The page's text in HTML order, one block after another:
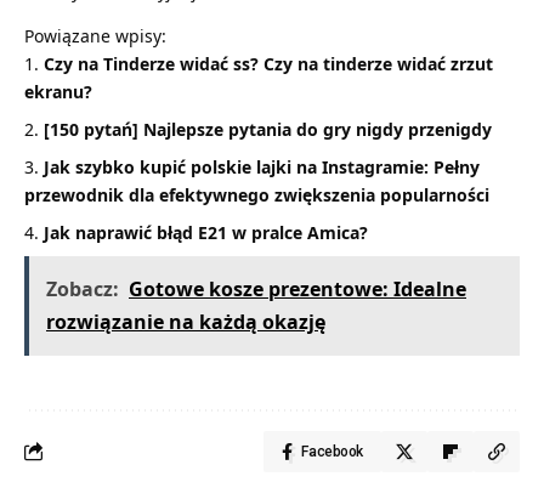
Powiązane wpisy:
Czy na Tinderze widać ss? Czy na tinderze widać zrzut
ekranu?
[150 pytań] Najlepsze pytania do gry nigdy przenigdy
Jak szybko kupić polskie lajki na Instagramie: Pełny
przewodnik dla efektywnego zwiększenia popularności
Jak naprawić błąd E21 w pralce Amica?
Zobacz: Gotowe kosze prezentowe: Idealne
rozwiązanie na każdą okazję
Facebook